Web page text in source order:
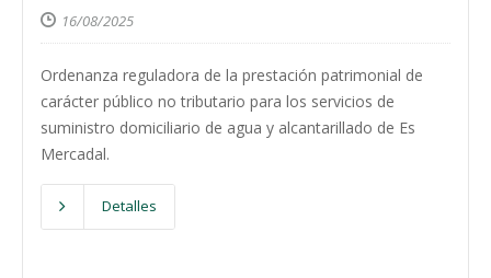
16/08/2025
Ordenanza reguladora de la prestación patrimonial de
carácter público no tributario para los servicios de
suministro domiciliario de agua y alcantarillado de Es
Mercadal.
Detalles